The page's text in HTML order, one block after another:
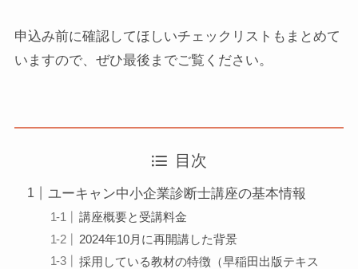
申込み前に確認してほしいチェックリストもまとめて
いますので、ぜひ最後までご覧ください。
目次
ユーキャン中小企業診断士講座の基本情報
講座概要と受講料金
2024年10月に再開講した背景
採用している教材の特徴（早稲田出版テキス